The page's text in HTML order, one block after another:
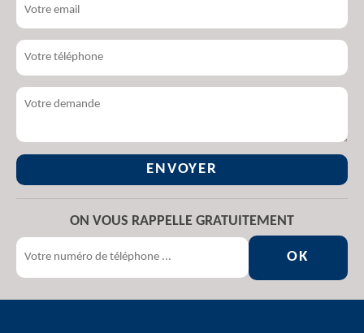
ON VOUS RAPPELLE GRATUITEMENT